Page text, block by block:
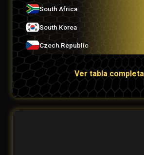
South Africa
South Korea
Czech Republic
Ver tabla completa